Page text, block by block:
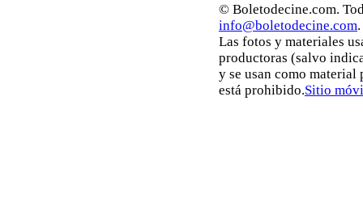
© Boletodecine.com.
info@boletodecine.com.
Las fotos y materiales
productoras (salvo
y se usan como
está prohibido.Sitio